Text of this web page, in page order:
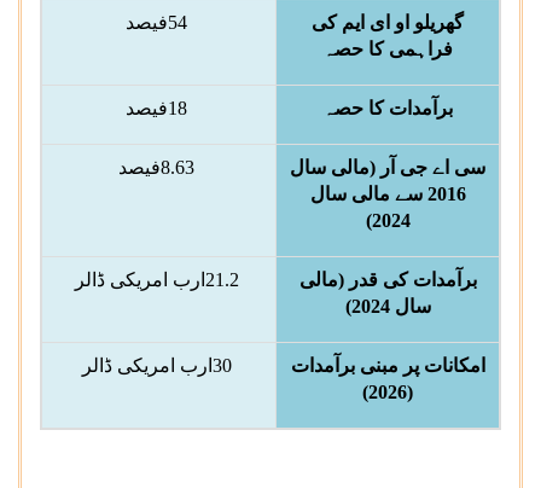
گھریلو او ای ایم کی
فراہمی کا حصہ
54فیصد
برآمدات کا حصہ 18فیصد
سی اے جی آر (مالی سال
2016 سے مالی سال
2024)
8.63فیصد
برآمدات کی قدر (مالی
سال 2024)
21.2 ارب امریکی ڈالر
امکانات پر مبنی برآمدات
(2026)
30 ارب امریکی ڈالر